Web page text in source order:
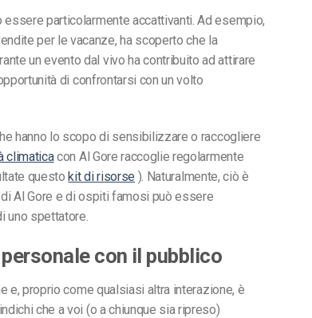
particolarmente accattivanti. Ad esempio,
per le vacanze, ha scoperto che la
un evento dal vivo ha contribuito ad attirare
di confrontarsi con un volto
hanno lo scopo di sensibilizzare o raccogliere
climaticacon Al Gore raccoglie regolarmente
questokit di risorse ). Naturalmente, ciò è
Al Gore e di ospiti famosi può essere
uno spettatore.
con il pubblico
e, proprio come qualsiasi altra interazione, è
che a voi (o a chiunque sia ripreso)